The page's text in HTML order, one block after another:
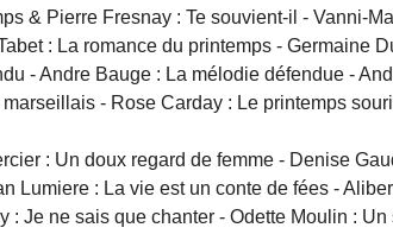
& Pierre Fresnay : Te souvient-il - Vanni-
: La romance du printemps -
- Andre Bauge : La mélodie défendue -
- Rose Carday : Le printemps
: Un doux regard de femme - Denise
Lumiere : La vie est un conte de fées -
: Je ne sais que chanter - Odette Moulin :